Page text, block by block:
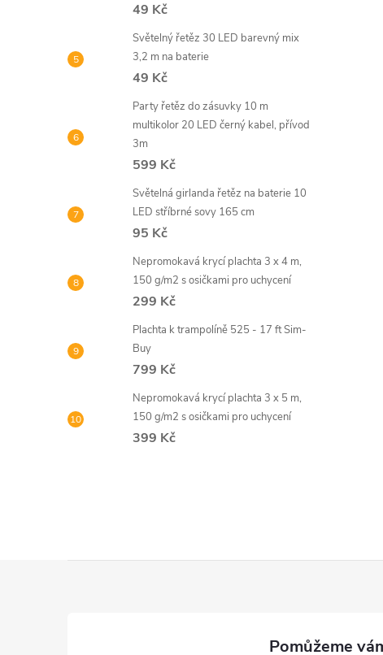
49 Kč
Světelný řetěz 30 LED barevný mix
3,2 m na baterie
49 Kč
Party řetěz do zásuvky 10 m
multikolor 20 LED černý kabel, přívod
3m
599 Kč
Světelná girlanda řetěz na baterie 10
LED stříbrné sovy 165 cm
95 Kč
Nepromokavá krycí plachta 3 x 4 m,
150 g/m2 s osičkami pro uchycení
299 Kč
Plachta k trampolíně 525 - 17 ft Sim-
Buy
799 Kč
Nepromokavá krycí plachta 3 x 5 m,
150 g/m2 s osičkami pro uchycení
399 Kč